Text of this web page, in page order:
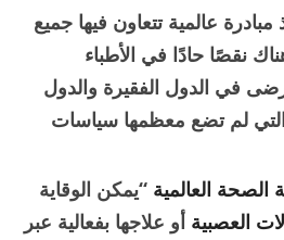
عالمية تتعاون فيها جميع
نقصًا حادًا في الأطباء
في الدول الفقيرة والدول
لم تضع معظمها سياسات
العالمية“يمكن الوقاية
العصبيةأو علاجها بفعالية عبر